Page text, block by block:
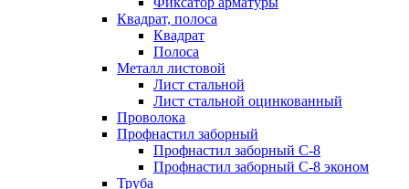
Квадрат, полоса
Квадрат
Полоса
Металл листовой
Лист стальной
Лист стальной оцинкованный
Проволока
Профнастил заборный
Профнастил заборный С-8
Профнастил заборный С-8 эконом
Труба